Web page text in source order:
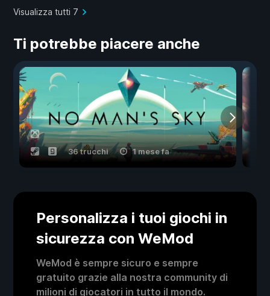
Visualizza tutti 7
Ti potrebbe piacere anche
36 trucchi 1 mese fa
Personalizza i tuoi giochi in
sicurezza con WeMod
WeMod è sempre sicuro e sempre
gratuito grazie alla nostra community di
milioni di giocatori in tutto il mondo.